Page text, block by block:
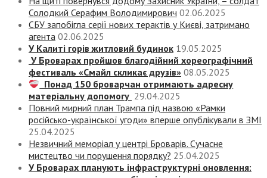
Солодкий Серафим Володимирович 02.06.2025
СБУ запобігла серії нових терактів у Києві, затримано
агента 02.06.2025
У Калиті горів житловий будинок 19.05.2025
У Броварах пройшов благодійний хореографічний
фестиваль «Смайл скликає друзів» 08.05.2025
Понад 150 броварчан отримають адресну
матеріальну допомогу 29.04.2025
Повний мирний план Трампа під назвою «‎Рамки
російсько-української угоди» вперше опублікували в ЗМІ
25.04.2025
Незвичний меморіал у центрі Броварів. Сучасне
мистецтво чи порушення порядку? 25.04.2025
У Броварах планують інфраструктурні оновлення: